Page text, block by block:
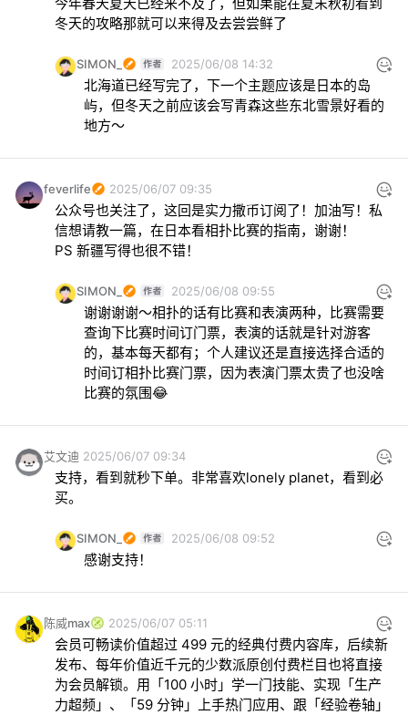
今年春天夏天已经来不及了，但如果能在夏末秋初看到
冬天的攻略那就可以来得及去尝尝鲜了
SIMON_ 2025/06/08 14:32
北海道已经写完了，下一个主题应该是日本的岛
屿，但冬天之前应该会写青森这些东北雪景好看的
地方～
feverlife 2025/06/07 09:35
公众号也关注了，这回是实力撒币订阅了！加油写！私
信想请教一篇，在日本看相扑比赛的指南，谢谢！
PS 新疆写得也很不错！
SIMON_ 2025/06/08 09:55
谢谢谢谢～相扑的话有比赛和表演两种，比赛需要
查询下比赛时间订门票，表演的话就是针对游客
的，基本每天都有；个人建议还是直接选择合适的
时间订相扑比赛门票，因为表演门票太贵了也没啥
比赛的氛围😂
艾文迪 2025/06/07 09:34
支持，看到就秒下单。非常喜欢lonely planet，看到必
买。
SIMON_ 2025/06/08 09:52
感谢支持！
陈威max 2025/06/07 05:11
会员可畅读价值超过 499 元的经典付费内容库，后续新
发布、每年价值近千元的少数派原创付费栏目也将直接
为会员解锁。用「100 小时」学一门技能、实现「生产
力超频」、「59 分钟」上手热门应用、跟「经验卷轴」